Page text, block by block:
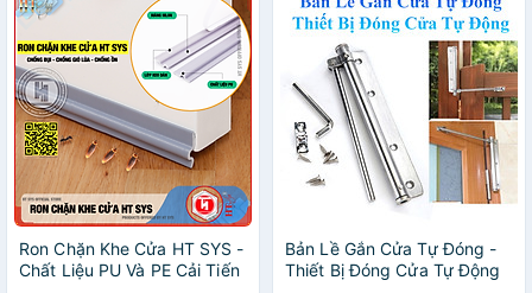
Ron Chặn Khe Cửa HT SYS -
Chất Liệu PU Và PE Cải Tiến
Bản Lề Gắn Cửa Tự Đóng -
Thiết Bị Đóng Cửa Tự Động